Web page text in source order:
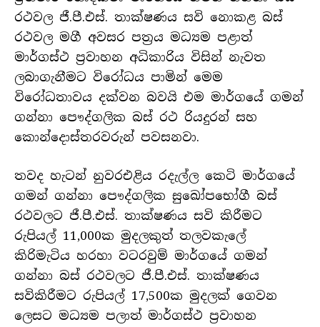
රථවල ජී.පී.එස්. තාක්ෂණය සවි නොකළ බස්
රථවල මගී අවසර පත්‍රය මධ්‍යම පළාත්
මාර්ගස්ථ ප්‍රවාහන අධිකාරිය විසින් නැවත
ලබාගැනීමට විරෝධය පාමින් මෙම
විරෝධතාවය දක්වන බවයි එම මාර්ගයේ ගමන්
ගන්නා පෞද්ගලික බස් රථ රියදුරන් සහ
කොන්දොස්තරවරුන් පවසනවා.
තවද හැටන් නුවරඑළිය රදැල්ල කෙටි මාර්ගයේ
ගමන් ගන්නා පෞද්ගලික සුඛෝපභෝගී බස්
රථවලට ජී.පී.එස්. තාක්ෂණය සවි කිරීමට
රුපියල් 11,000ක මුදලකුත් තලවකැලේ
කිරිමැටිය හරහා වටරවුම් මාර්ගයේ ගමන්
ගන්නා බස් රථවලට ජී.පී.එස්. තාක්ෂණය
සවිකිරීමට රුපියල් 17,500ක මුදලක් ගෙවන
ලෙසට මධ්‍යම පලාත් මාර්ගස්ථ ප්‍රවාහන